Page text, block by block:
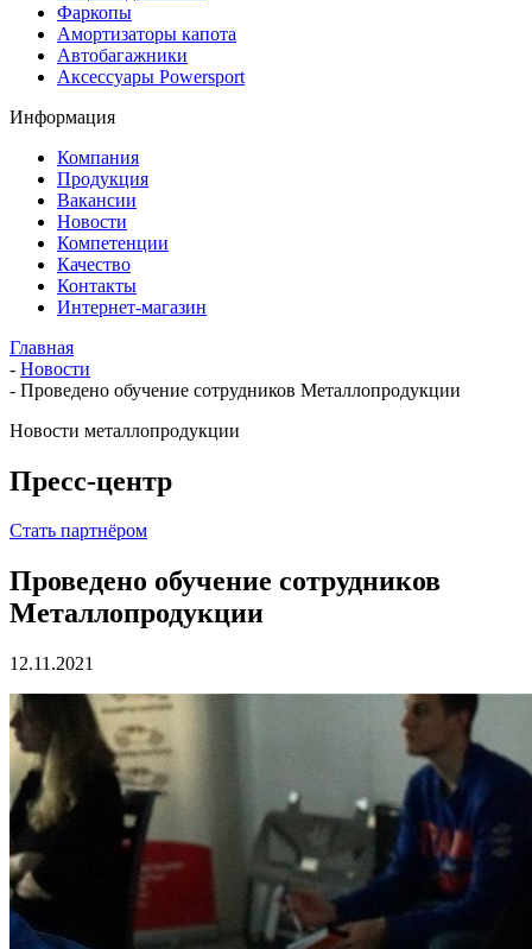
Фаркопы
Амортизаторы капота
Автобагажники
Аксессуары Powersport
Информация
Компания
Продукция
Вакансии
Новости
Компетенции
Качество
Контакты
Интернет-магазин
Главная
- Новости
- Проведено обучение сотрудников Металлопродукции
Новости металлопродукции
Пресс-центр
Стать партнёром
Проведено обучение сотрудников
Металлопродукции
12.11.2021